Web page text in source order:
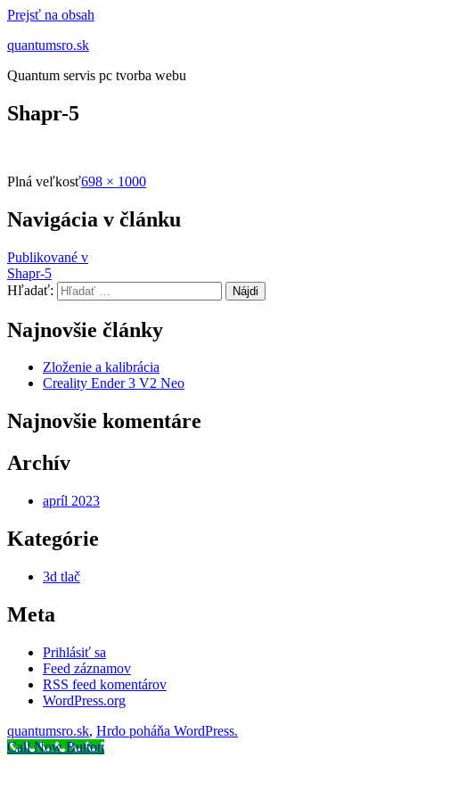
Prejsť na obsah
quantumsro.sk
Quantum servis pc tvorba webu
Shapr-5
Plná veľkosť698 × 1000
Navigácia v článku
Publikované v
Shapr-5
Hľadať:
Najnovšie články
Zloženie a kalibrácia
Creality Ender 3 V2 Neo
Najnovšie komentáre
Archív
apríl 2023
Kategórie
3d tlač
Meta
Prihlásiť sa
Feed záznamov
RSS feed komentárov
WordPress.org
quantumsro.sk, Hrdo poháňa WordPress.
Call Now Button